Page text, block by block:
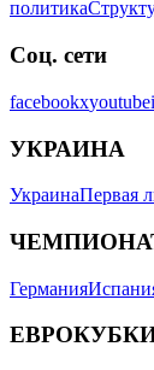
политика
Соц. сети
facebookxyoutube
УКРАИНА
УкраинаПервая
Германия